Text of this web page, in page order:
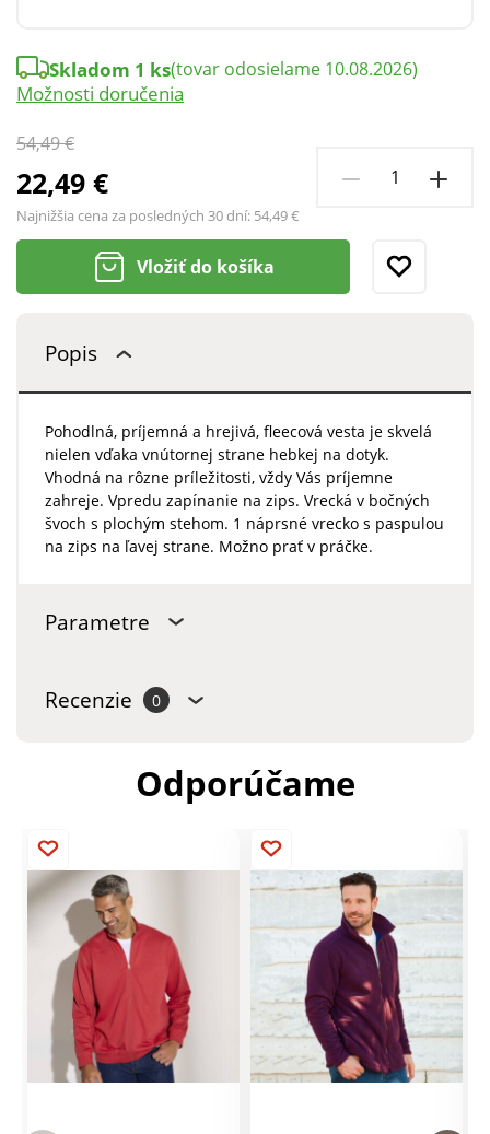
54,49 €
22,49 €
Najnižšia cena za posledných 30 dní: 54,49 €
Skladom 1 ks(tovar odosielame 10.08.2026)
Možnosti doručenia
Vložiť do košíka
Popis
Pohodlná, príjemná a hrejivá, fleecová vesta je skvelá
nielen vďaka vnútornej strane hebkej na dotyk.
Vhodná na rôzne príležitosti, vždy Vás príjemne
zahreje. Vpredu zapínanie na zips. Vrecká v bočných
švoch s plochým stehom. 1 náprsné vrecko s paspulou
na zips na ľavej strane. Možno prať v práčke.
Parametre
Recenzie 0
Odporúčame